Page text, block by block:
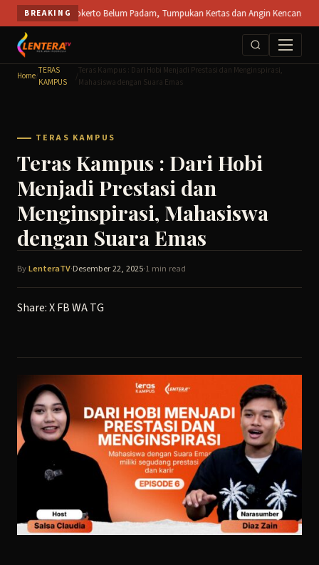
Skip
to
content
BREAKING
PT SPS Mojokerto Belum Padam, Tumpukan Kertas dan Angin Kencang
Home
TERAS
KAMPUS
Teras Kampus : Dari Hobi Menjadi Prestasi dan Menginspirasi,
Mahasiswa dengan Suara Emas
TERAS KAMPUS
Teras Kampus : Dari Hobi
Menjadi Prestasi dan
Menginspirasi, Mahasiswa
dengan Suara Emas
ByLenteraTV·Desember 22, 2025·1 min read
Share:XFBWATG